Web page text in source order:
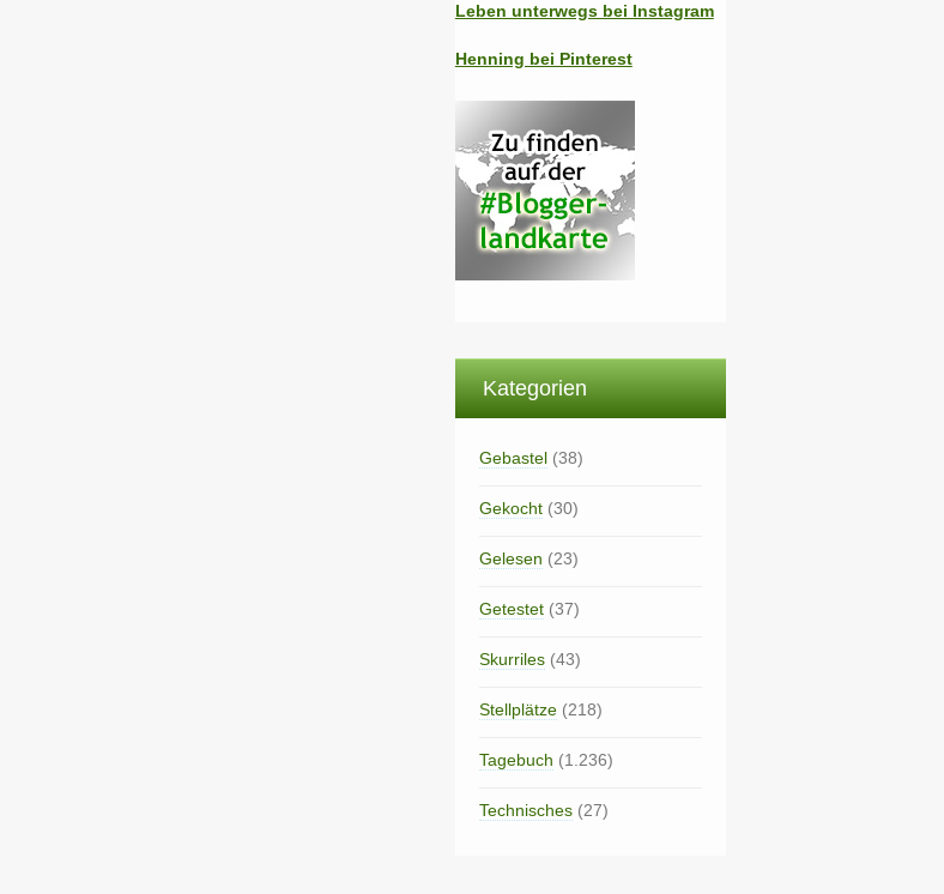
Leben unterwegs bei Instagram
Henning bei Pinterest
Kategorien
Gebastel(38)
Gekocht(30)
Gelesen (23)
Getestet(37)
Skurriles(43)
Stellplätze(218)
Tagebuch (1.236)
Technisches(27)